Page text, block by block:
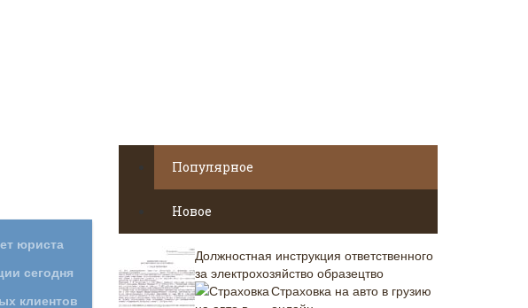
Популярное
Новое
Должностная инструкция ответственного
за электрохозяйство образецтво
Страховка на авто в грузию